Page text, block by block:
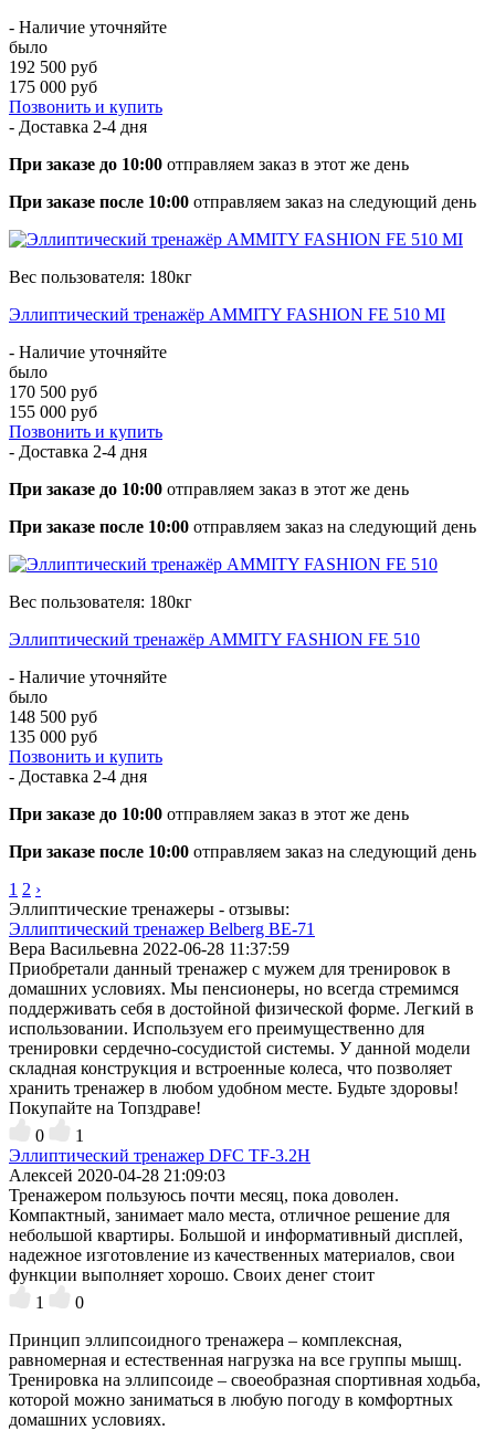
- Наличие уточняйте
было
192 500 руб
175 000 руб
Позвонить и купить
- Доставка 2-4 дня
При заказе до 10:00 отправляем заказ в этот же день
При заказе после 10:00 отправляем заказ на следующий день
Вес пользователя: 180кг
Эллиптический тренажёр AMMITY FASHION FE 510 MI
- Наличие уточняйте
было
170 500 руб
155 000 руб
Позвонить и купить
- Доставка 2-4 дня
При заказе до 10:00 отправляем заказ в этот же день
При заказе после 10:00 отправляем заказ на следующий день
Вес пользователя: 180кг
Эллиптический тренажёр AMMITY FASHION FE 510
- Наличие уточняйте
было
148 500 руб
135 000 руб
Позвонить и купить
- Доставка 2-4 дня
При заказе до 10:00 отправляем заказ в этот же день
При заказе после 10:00 отправляем заказ на следующий день
1 2 ›
Эллиптические тренажеры - отзывы:
Эллиптический тренажер Belberg BE-71
Вера Васильевна 2022-06-28 11:37:59
Приобретали данный тренажер с мужем для тренировок в
домашних условиях. Мы пенсионеры, но всегда стремимся
поддерживать себя в достойной физической форме. Легкий в
использовании. Используем его преимущественно для
тренировки сердечно-сосудистой системы. У данной модели
складная конструкция и встроенные колеса, что позволяет
хранить тренажер в любом удобном месте. Будьте здоровы!
Покупайте на Топздраве!
0
1
Эллиптический тренажер DFC TF-3.2H
Алексей 2020-04-28 21:09:03
Тренажером пользуюсь почти месяц, пока доволен.
Компактный, занимает мало места, отличное решение для
небольшой квартиры. Большой и информативный дисплей,
надежное изготовление из качественных материалов, свои
функции выполняет хорошо. Своих денег стоит
1
0
Принцип эллипсоидного тренажера – комплексная,
равномерная и естественная нагрузка на все группы мышц.
Тренировка на эллипсоиде – своеобразная спортивная ходьба,
которой можно заниматься в любую погоду в комфортных
домашних условиях.